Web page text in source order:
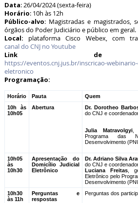
Data: 26/04/2024 (sexta-feira)
Horário: 10h às 12h
Público-alvo: Magistradas e magistrados,
órgãos do Poder Judiciário e público em geral.
Local: plataforma Cisco Webex, com
canal do CNJ no Youtube
Link de
https://eventos.cnj.jus.br/inscricao-
eletronico
Programação:
Horário Pauta
Quem
10h às
10h05
Abertura Dr. Dorotheo
do CNJ e
Julia Matravolgyi
Programa das
Desenvolvimento
10h05
às
10h30
Apresentação do
Domicílio Judicial
Eletrônico
Dr. Adriano Silva
do CNJ e
Luciana Freitas,
Eletrônico pelo
Desenvolvimento
10h30
às 11h
Perguntas e
respostas
Perguntas dos